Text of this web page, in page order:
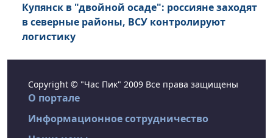
Купянск в "двойной осаде": россияне заходят
в северные районы, ВСУ контролируют
логистику
Copyright © "Час Пик" 2009 Все права защищены
О портале
Информационное сотрудничество